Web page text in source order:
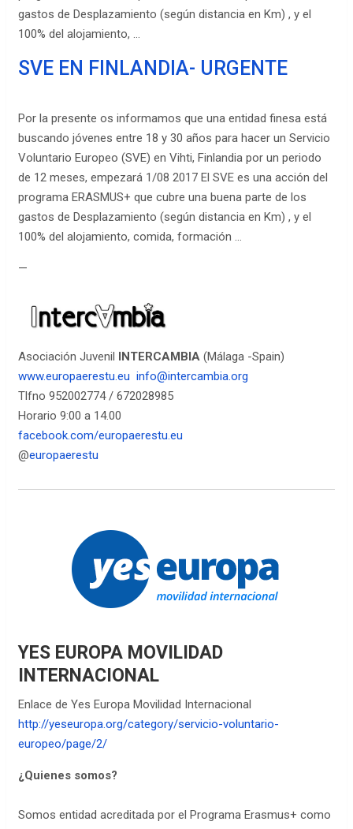
gastos de Desplazamiento (según distancia en Km) , y el
100% del alojamiento, …
SVE EN FINLANDIA- URGENTE
Por la presente os informamos que una entidad finesa está
buscando jóvenes entre 18 y 30 años para hacer un Servicio
Voluntario Europeo (SVE) en Vihti, Finlandia por un periodo
de 12 meses, empezará 1/08 2017 El SVE es una acción del
programa ERASMUS+ que cubre una buena parte de los
gastos de Desplazamiento (según distancia en Km) , y el
100% del alojamiento, comida, formación …
—
Asociación Juvenil INTERCAMBIA (Málaga -Spain)
www.europaerestu.eu info@intercambia.org
Tlfno 952002774 / 672028985
Horario 9:00 a 14.00
facebook.com/europaerestu.eu
@europaerestu
YES EUROPA MOVILIDAD
INTERNACIONAL
Enlace de Yes Europa Movilidad Internacional
http://yeseuropa.org/category/servicio-voluntario-
europeo/page/2/
¿Quienes somos?
Somos entidad acreditada por el Programa Erasmus+ como